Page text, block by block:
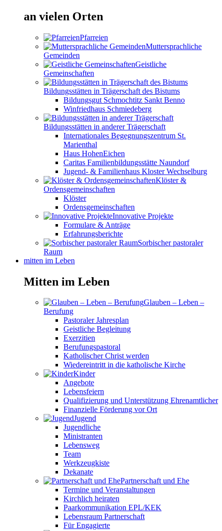
an vielen Orten
Pfarreien
Muttersprachliche
Gemeinden
Geistliche
Gemeinschaften
Bildungsstätten in Trägerschaft des Bistums
Bildungsgut Schmochtitz Sankt Benno
Winfriedhaus Schmiedeberg
Bildungsstätten in anderer Trägerschaft
Internationales Begegnungszentrum St.
Marienthal
Haus HohenEichen
Caritas Familienbildungsstätte Naundorf
Jugend- & Familienhaus Kloster Wechselburg
Klöster &
Ordensgemeinschaften
Klöster
Ordensgemeinschaften
Innovative Projekte
Formulare & Anträge
Erfahrungsberichte
Sorbischer pastoraler
Raum
mitten im Leben
Mitten im Leben
Glauben – Leben –
Berufung
Pastoraler Jahresplan
Geistliche Begleitung
Exerzitien
Berufungspastoral
Katholischer Christ werden
Wiedereintritt in die katholische Kirche
Kinder
Angebote
Lebensfeiern
Qualifizierung und Unterstützung Ehrenamtlicher
Finanzielle Förderung vor Ort
Jugend
Jugendliche
Ministranten
Lebensweg
Team
Werkzeugkiste
Dekanate
Partnerschaft und Ehe
Termine und Veranstaltungen
Kirchlich heiraten
Paarkommunikation EPL/KEK
Lebensraum Partnerschaft
Für Engagierte